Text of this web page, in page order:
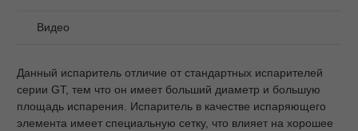
Видео
Данный испаритель отличие от стандартных испарителей
серии GT, тем что он имеет больший диаметр и большую
площадь испарения. Испаритель в качестве испаряющего
элемента имеет специальную сетку, что влияет на хорошее